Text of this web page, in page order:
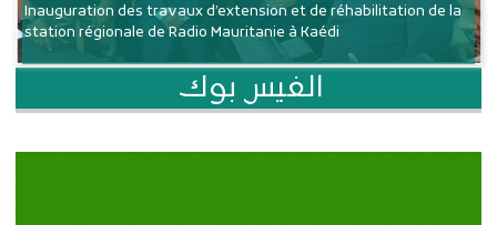
Inauguration des travaux d’extension et de réhabilitation de la
station régionale de Radio Mauritanie à Kaédi
الفيس بوك